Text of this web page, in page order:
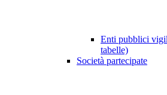
Enti pubblici
tabelle)
Società partecipate